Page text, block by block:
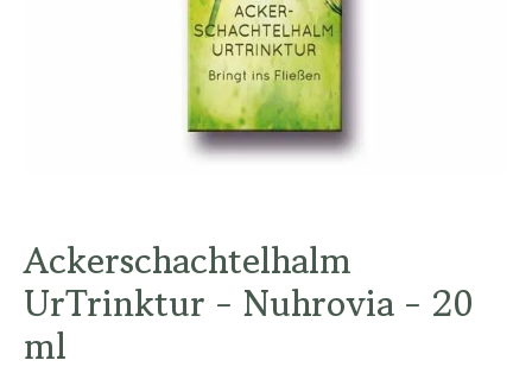
Ackerschachtelhalm
UrTrinktur - Nuhrovia - 20
ml